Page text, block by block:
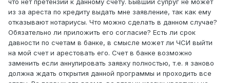
что нет претензий к данному счету. Бывший супруг не может
из за ареста по кредиту выдать мне заявление, так как ему
отказывают нотариусы. Что можно сделать в данном случае?
Обязательно ли приложить его согласие? Есть ли срок
давности по счетам в банке, в смысле может ли ЧСИ выйти
на мой счет и арестовать его. Счет в банке возможно
заменить если аннулировать заявку полностью, т.е. я заново
должна ждать открытия данной программы и проходить все